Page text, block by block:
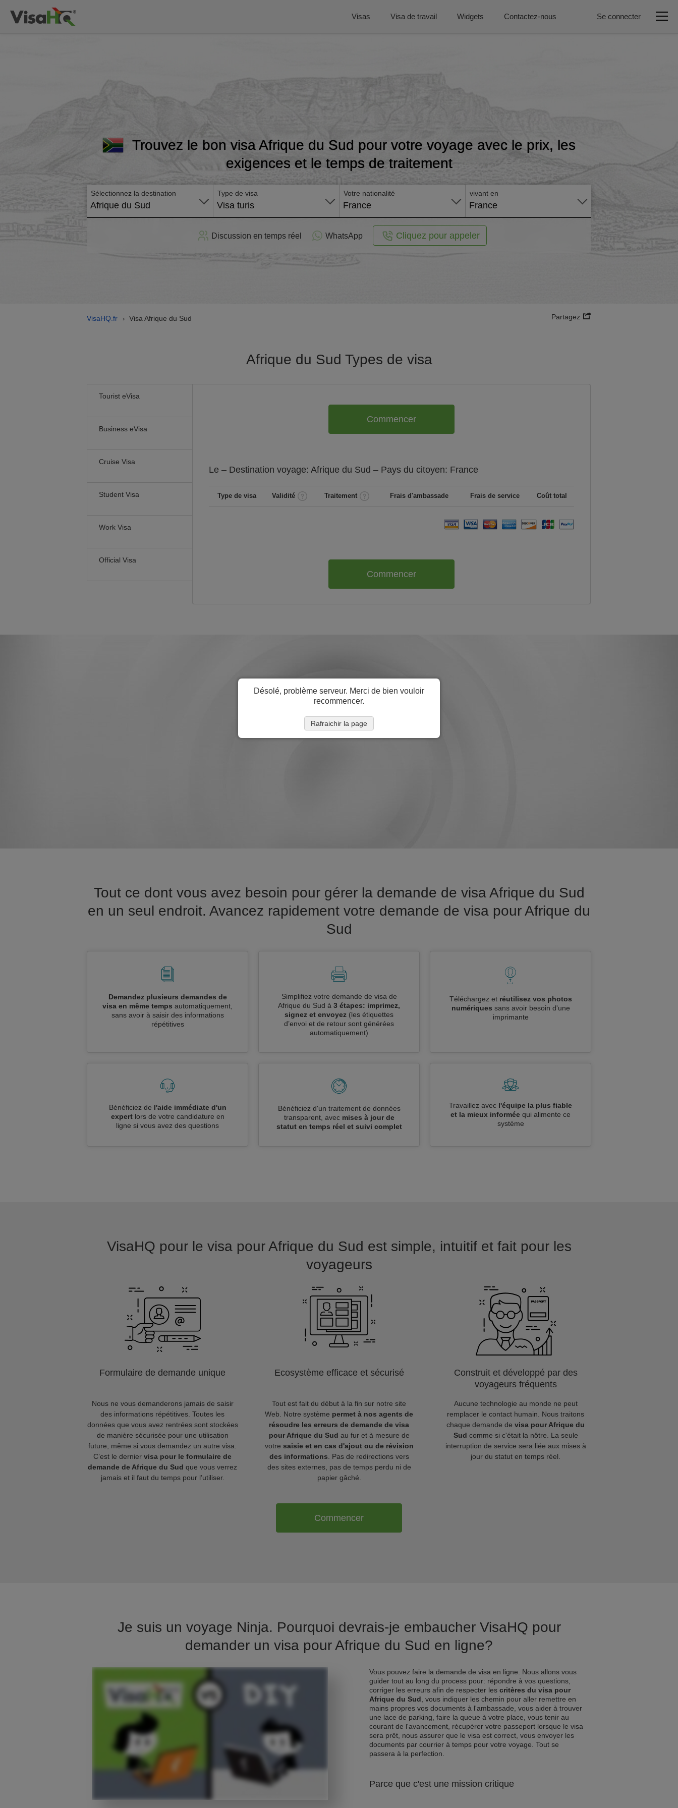
Visas Visa de travail Widgets Contactez-nous Se connecter
Trouvez le bon visa Afrique du Sud pour votre voyage avec le prix, les
exigences et le temps de traitement
Sélectionnez la destination
Afrique du Sud
Type de visa
Visa turis
Votre nationalité
France
vivant en
France
Postuler
Discussion en temps réel WhatsApp Cliquez pour appeler
VisaHQ.fr › Visa Afrique du Sud Partagez
Afrique du Sud Types de visa
Tourist eVisa
Business eVisa
Cruise Visa
Student Visa
Work Visa
Official Visa
Commencer
Le – Destination voyage: Afrique du Sud – Pays du citoyen: France
Type de visa Validité Traitement Frais d'ambassade Frais de service Coût total
Commencer
Tout ce dont vous avez besoin pour gérer la demande de visa Afrique du Sud
en un seul endroit. Avancez rapidement votre demande de visa pour Afrique du
Sud
Demandez plusieurs demandes de
visa en même temps automatiquement,
sans avoir à saisir des informations
répétitives
Simplifiez votre demande de visa de
Afrique du Sud à 3 étapes: imprimez,
signez et envoyez (les étiquettes
d’envoi et de retour sont générées
automatiquement)
Téléchargez et réutilisez vos photos
numériques sans avoir besoin d'une
imprimante
Bénéficiez de l'aide immédiate d'un
expertlors de votre candidature en
ligne si vous avez des questions
Bénéficiez d'un traitement de données
transparent, avec mises à jour de
statut en temps réel et suivi complet
Travaillez avec l'équipe la plus fiable
et la mieux informée qui alimente ce
système
VisaHQ pour le visa pour Afrique du Sud est simple, intuitif et fait pour les
voyageurs
Formulaire de demande unique
Nous ne vous demanderons jamais de saisir
des informations répétitives. Toutes les
données que vous avez rentrées sont stockées
de manière sécurisée pour une utilisation
future, même si vous demandez un autre visa.
C’est le dernier visa pour le formulaire de
demande de Afrique du Sud que vous verrez
jamais et il faut du temps pour l’utiliser.
Ecosystème efficace et sécurisé
Tout est fait du début à la fin sur notre site
Web. Notre système permet à nos agents de
résoudre les erreurs de demande de visa
pour Afrique du Sud au fur et à mesure de
votre saisie et en cas d'ajout ou de révision
des informations . Pas de redirections vers
des sites externes, pas de temps perdu ni de
papier gâché.
Construit et développé par des
voyageurs fréquents
Aucune technologie au monde ne peut
remplacer le contact humain. Nous traitons
chaque demande de visa pour Afrique du
Sud comme si c'était la nôtre. La seule
interruption de service sera liée aux mises à
jour du statut en temps réel.
Commencer
Je suis un voyage Ninja. Pourquoi devrais-je embaucher VisaHQ pour
demander un visa pour Afrique du Sud en ligne?
Vous pouvez faire la demande de visa en ligne. Nous allons vous
guider tout au long du process pour: répondre à vos questions,
corriger les erreurs afin de respecter les critères du visa pour
Afrique du Sud , vous indiquer les chemin pour aller remettre en
mains propres vos documents à l'ambassade, vous aider à trouver
une lace de parking, faire la queue à votre place, vous tenir au
courant de l'avancement, récupérer votre passeport lorsque le visa
sera prêt, nous assurer que le visa est correct, vous envoyer les
documents par courrier à temps pour votre voyage. Tout se
passera à la perfection.
Parce que c'est une mission critique
Désolé, problème serveur. Merci de bien vouloir
recommencer.
Rafraichir la page